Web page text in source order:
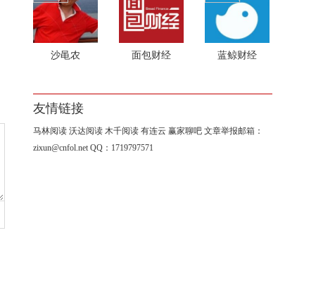
沙黾农 面包财经 蓝鲸财经
友情链接
马林阅读 沃达阅读 木千阅读 有连云 赢家聊吧 文章举报邮箱：
zixun@cnfol.net QQ：1719797571